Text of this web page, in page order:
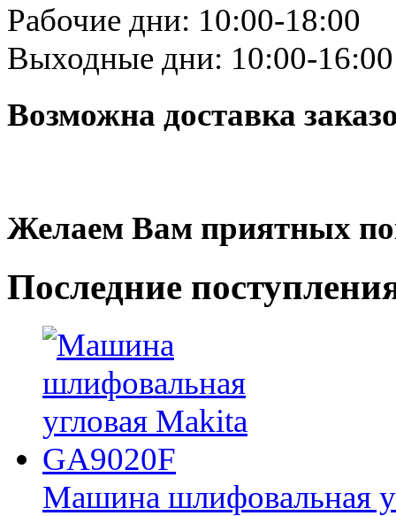
Рабочие дни: 10:00-18:00
Выходные дни: 10:00-16:00
Возможна доставка
Желаем Вам приятных
Последние
Машина шлифовальная